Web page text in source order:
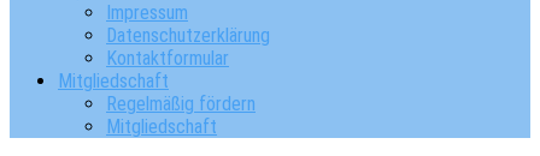
Impressum
Datenschutzerklärung
Kontaktformular
Mitgliedschaft
Regelmäßig fördern
Mitgliedschaft